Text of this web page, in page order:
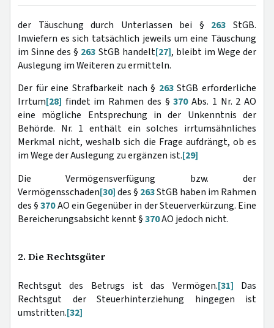
der Täuschung durch Unterlassen bei § 263 StGB.
Inwiefern es sich tatsächlich jeweils um eine Täuschung
im Sinne des § 263 StGB handelt[27], bleibt im Wege der
Auslegung im Weiteren zu ermitteln.
Der für eine Strafbarkeit nach § 263StGB erforderliche
Irrtum[28] findet im Rahmen des §370Abs. 1 Nr. 2 AO
eine mögliche Entsprechung in der Unkenntnis der
Behörde. Nr. 1 enthält ein solches irrtumsähnliches
Merkmal nicht, weshalb sich die Frage aufdrängt, ob es
im Wege der Auslegung zu ergänzen ist.[29]
Die Vermögensverfügung bzw. der
Vermögensschaden[30]des § 263StGB haben im Rahmen
des §370AO ein Gegenüber in der Steuerverkürzung. Eine
Bereicherungsabsicht kennt §370AO jedoch nicht.
2. Die Rechtsgüter
Rechtsgut des Betrugs ist das Vermögen.[31] Das
Rechtsgut der Steuerhinterziehung hingegen ist
umstritten.[32]